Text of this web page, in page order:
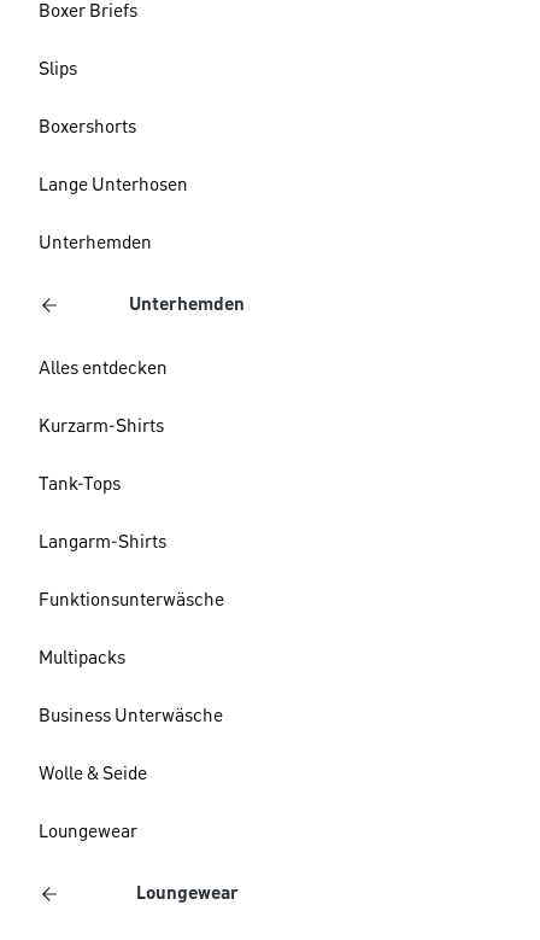
Boxer Briefs
Slips
Boxershorts
Lange Unterhosen
Unterhemden
Unterhemden
Alles entdecken
Kurzarm-Shirts
Tank-Tops
Langarm-Shirts
Funktionsunterwäsche
Multipacks
Business Unterwäsche
Wolle & Seide
Loungewear
Loungewear